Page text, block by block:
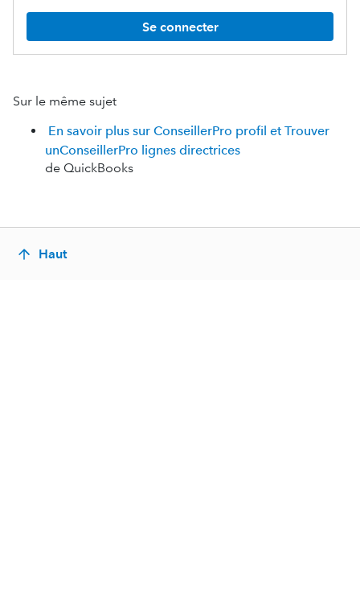
Se connecter
Sur le même sujet
En savoir plus sur ConseillerPro profil et Trouver
unConseillerPro lignes directrices
de QuickBooks
Haut